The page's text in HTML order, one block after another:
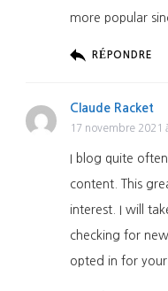
more popular
RÉPONDRE
Claude Racket
17 novembre 2021
I blog quite
content. This
interest. I will
checking for
opted in for your